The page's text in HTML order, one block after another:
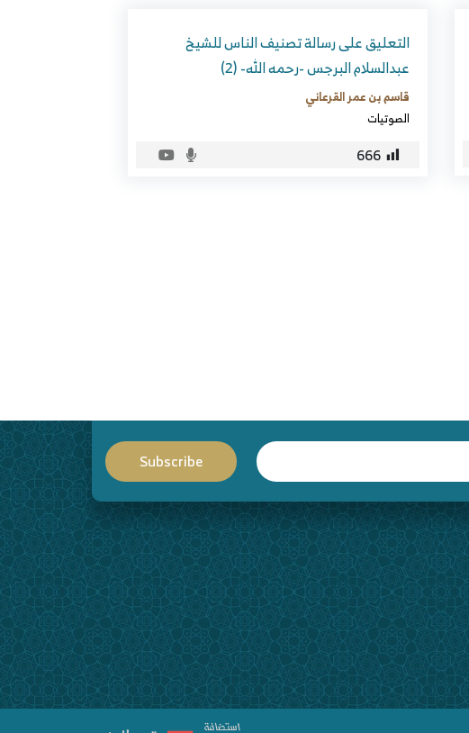
التعليق على رسالة تصنيف الناس للشيخ
عبدالسلام البرجس -رحمه الله- (2)
قاسم بن عمر القرعاني
الصوتيات
666